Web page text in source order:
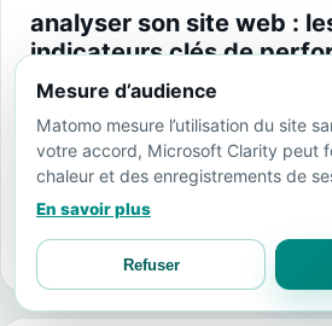
analyser son site web :
indicateurs clés de
suivre
L’analyse de site web est une
pour tout propriétaire de site
de comprendre comment les
Lire l’article
Mesure d’audience
Matomo mesure l’utilisation du site
votre accord, Microsoft Clarity peut
chaleur et des enregistrements de
En savoir plus
Refuser